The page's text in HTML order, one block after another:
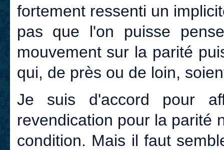
fortement ressenti un
pas que l'on puisse
mouvement sur la parité
qui, de près ou de loin,
Je suis d'accord pour
revendication pour la parité
condition. Mais il faut